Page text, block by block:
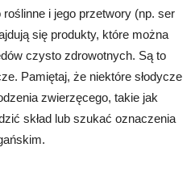
i jego przetwory (np. ser
się produkty, które można
czysto zdrowotnych. Są to
Pamiętaj, że niektóre słodycze
zwierzęcego, takie jak
skład lub szukać oznaczenia